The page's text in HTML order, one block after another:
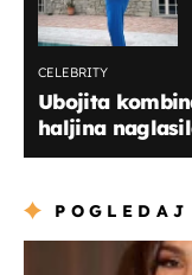
CELEBRITY
Ubojita
haljina
POGLEDAJ